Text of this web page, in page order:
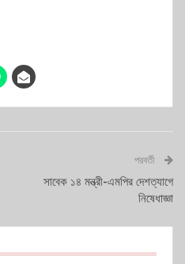
পরবর্তী
সাবেক ১৪ মন্ত্রী-এমপির দেশত্যাগে
নিষেধাজ্ঞা